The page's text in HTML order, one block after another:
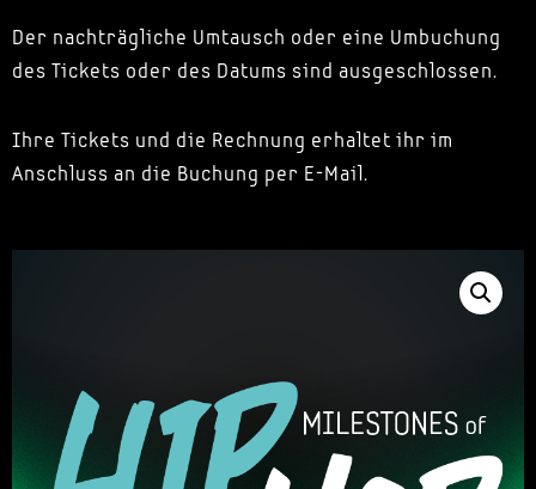
Der nachträgliche Umtausch oder eine Umbuchung
des Tickets oder des Datums sind ausgeschlossen.
Ihre Tickets und die Rechnung erhaltet ihr im
Anschluss an die Buchung per E-Mail.